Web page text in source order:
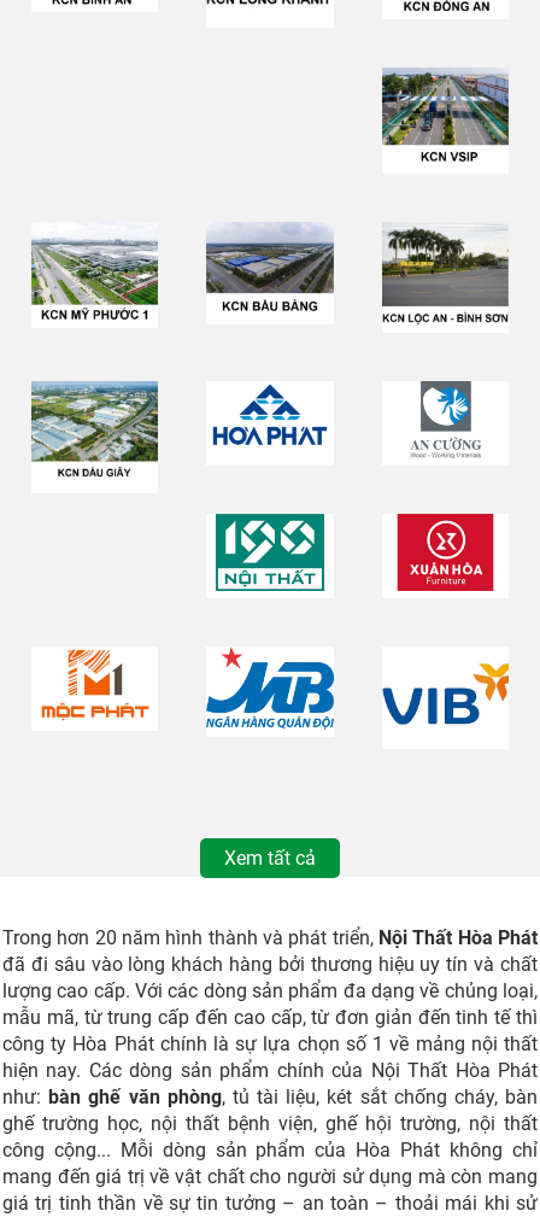
Xem tất cả
Trong hơn 20 năm hình thành và phát triển, Nội Thất Hòa Phát
đã đi sâu vào lòng khách hàng bởi thương hiệu uy tín và chất
lượng cao cấp. Với các dòng sản phẩm đa dạng về chủng loại,
mẫu mã, từ trung cấp đến cao cấp, từ đơn giản đến tinh tế thì
công ty Hòa Phát chính là sự lựa chọn số 1 về mảng nội thất
hiện nay. Các dòng sản phẩm chính của Nội Thất Hòa Phát
như:bàn ghế văn phòng, tủ tài liệu, két sắt chống cháy, bàn
ghế trường học, nội thất bệnh viện, ghế hội trường, nội thất
công cộng... Mỗi dòng sản phẩm của Hòa Phát không chỉ
mang đến giá trị về vật chất cho người sử dụng mà còn mang
giá trị tinh thần về sự tin tưởng – an toàn – thoải mái khi sử